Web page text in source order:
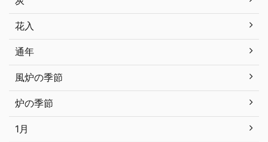
花入
通年
風炉の季節
炉の季節
1月